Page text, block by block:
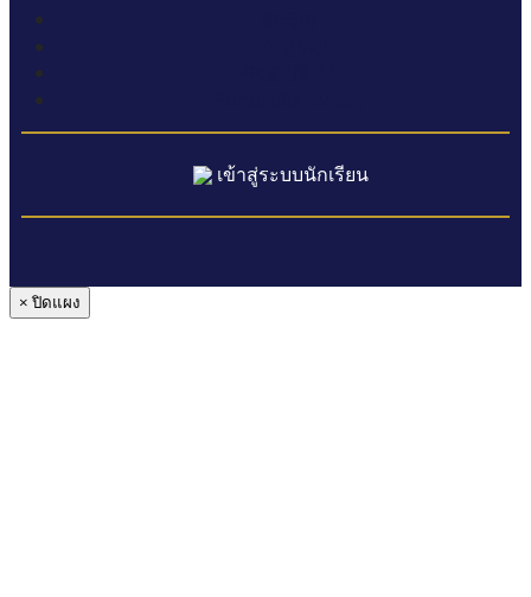
เข้าสู่ระบบนักเรียน
× ปิดแผง